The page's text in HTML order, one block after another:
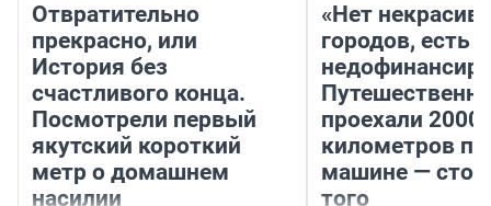
Отвратительно
прекрасно, или
История без
счастливого конца.
Посмотрели первый
якутский короткий
метр о домашнем
насилии
«Нет
городов, есть
проехали 2000
километров по
машине —
того